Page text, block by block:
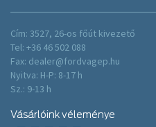
Cím: 3527, 26-os főút kivezető
Tel: +36 46 502 088
Fax: dealer@fordvagep.hu
Nyitva: H-P: 8-17 h
Sz.: 9-13 h
Vásárlóink véleménye